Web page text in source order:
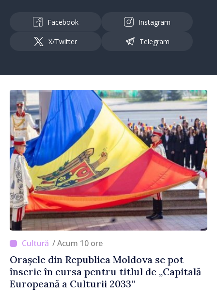
Facebook Instagram
X/Twitter Telegram
/ Acum 10 ore
Orașele din Republica Moldova se pot
înscrie în cursa pentru titlul de „Capitală
Europeană a Culturii 2033”